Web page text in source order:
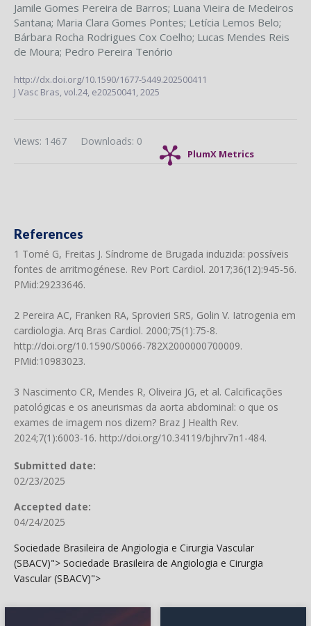
Jamile Gomes Pereira de Barros; Luana Vieira de Medeiros
Santana; Maria Clara Gomes Pontes; Letícia Lemos Belo;
Bárbara Rocha Rodrigues Cox Coelho; Lucas Mendes Reis
de Moura; Pedro Pereira Tenório
http://dx.doi.org/10.1590/1677-5449.202500411
J Vasc Bras,vol.24, e20250041, 2025
PlumX Metrics
Downloads: 0
Views: 1467
References
1 Tomé G, Freitas J. Síndrome de Brugada induzida: possíveis
fontes de arritmogénese. Rev Port Cardiol. 2017;36(12):945-56.
PMid:29233646.
2 Pereira AC, Franken RA, Sprovieri SRS, Golin V. Iatrogenia em
cardiologia. Arq Bras Cardiol. 2000;75(1):75-8.
http://doi.org/10.1590/S0066-782X2000000700009.
PMid:10983023.
3 Nascimento CR, Mendes R, Oliveira JG, et al. Calcificações
patológicas e os aneurismas da aorta abdominal: o que os
exames de imagem nos dizem? Braz J Health Rev.
2024;7(1):6003-16. http://doi.org/10.34119/bjhrv7n1-484.
Submitted date:
02/23/2025
Accepted date:
04/24/2025
Sociedade Brasileira de Angiologia e Cirurgia Vascular
(SBACV)"> Sociedade Brasileira de Angiologia e Cirurgia
Vascular (SBACV)">